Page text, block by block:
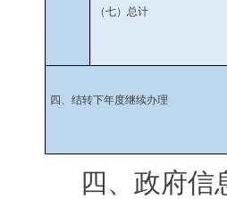
（七）总计
四、结转下年度继续办理
四、政府信